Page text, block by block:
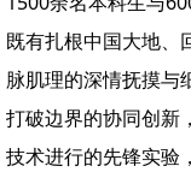
既有扎根中国大地、
脉肌理的深情抚摸与
打破边界的协同创新
技术进行的先锋实验